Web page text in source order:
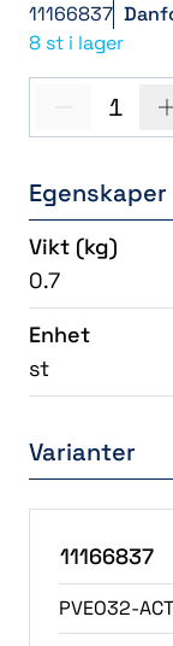
11166837
8 st i lager
1
Egenskaper
Vikt (kg)
0.7
Enhet
st
Varianter
11166837
PVEO32-